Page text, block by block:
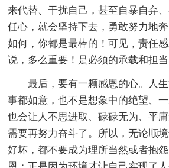
来代替、干扰自己，甚至自暴自弃
任心，就会坚持下去，勇敢努力地
如何，你都是最棒的！可见，责任
说，多么重要！是必须的承载和担当
最后，要有一颗感恩的心。人
事都如意，也不是想象中的绝望、
也会让人不思进取、碌碌无为、平
需要再努力奋斗了。所以，无论顺
好坏，都不要成为理所当然或者抱